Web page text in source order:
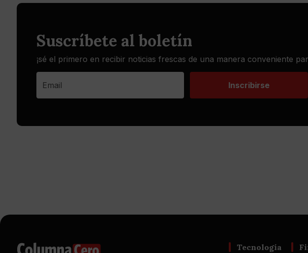
Suscríbete al boletín
¡sé el primero en recibir noticias frescas de una manera conveniente
Inscribirse
Tecnología